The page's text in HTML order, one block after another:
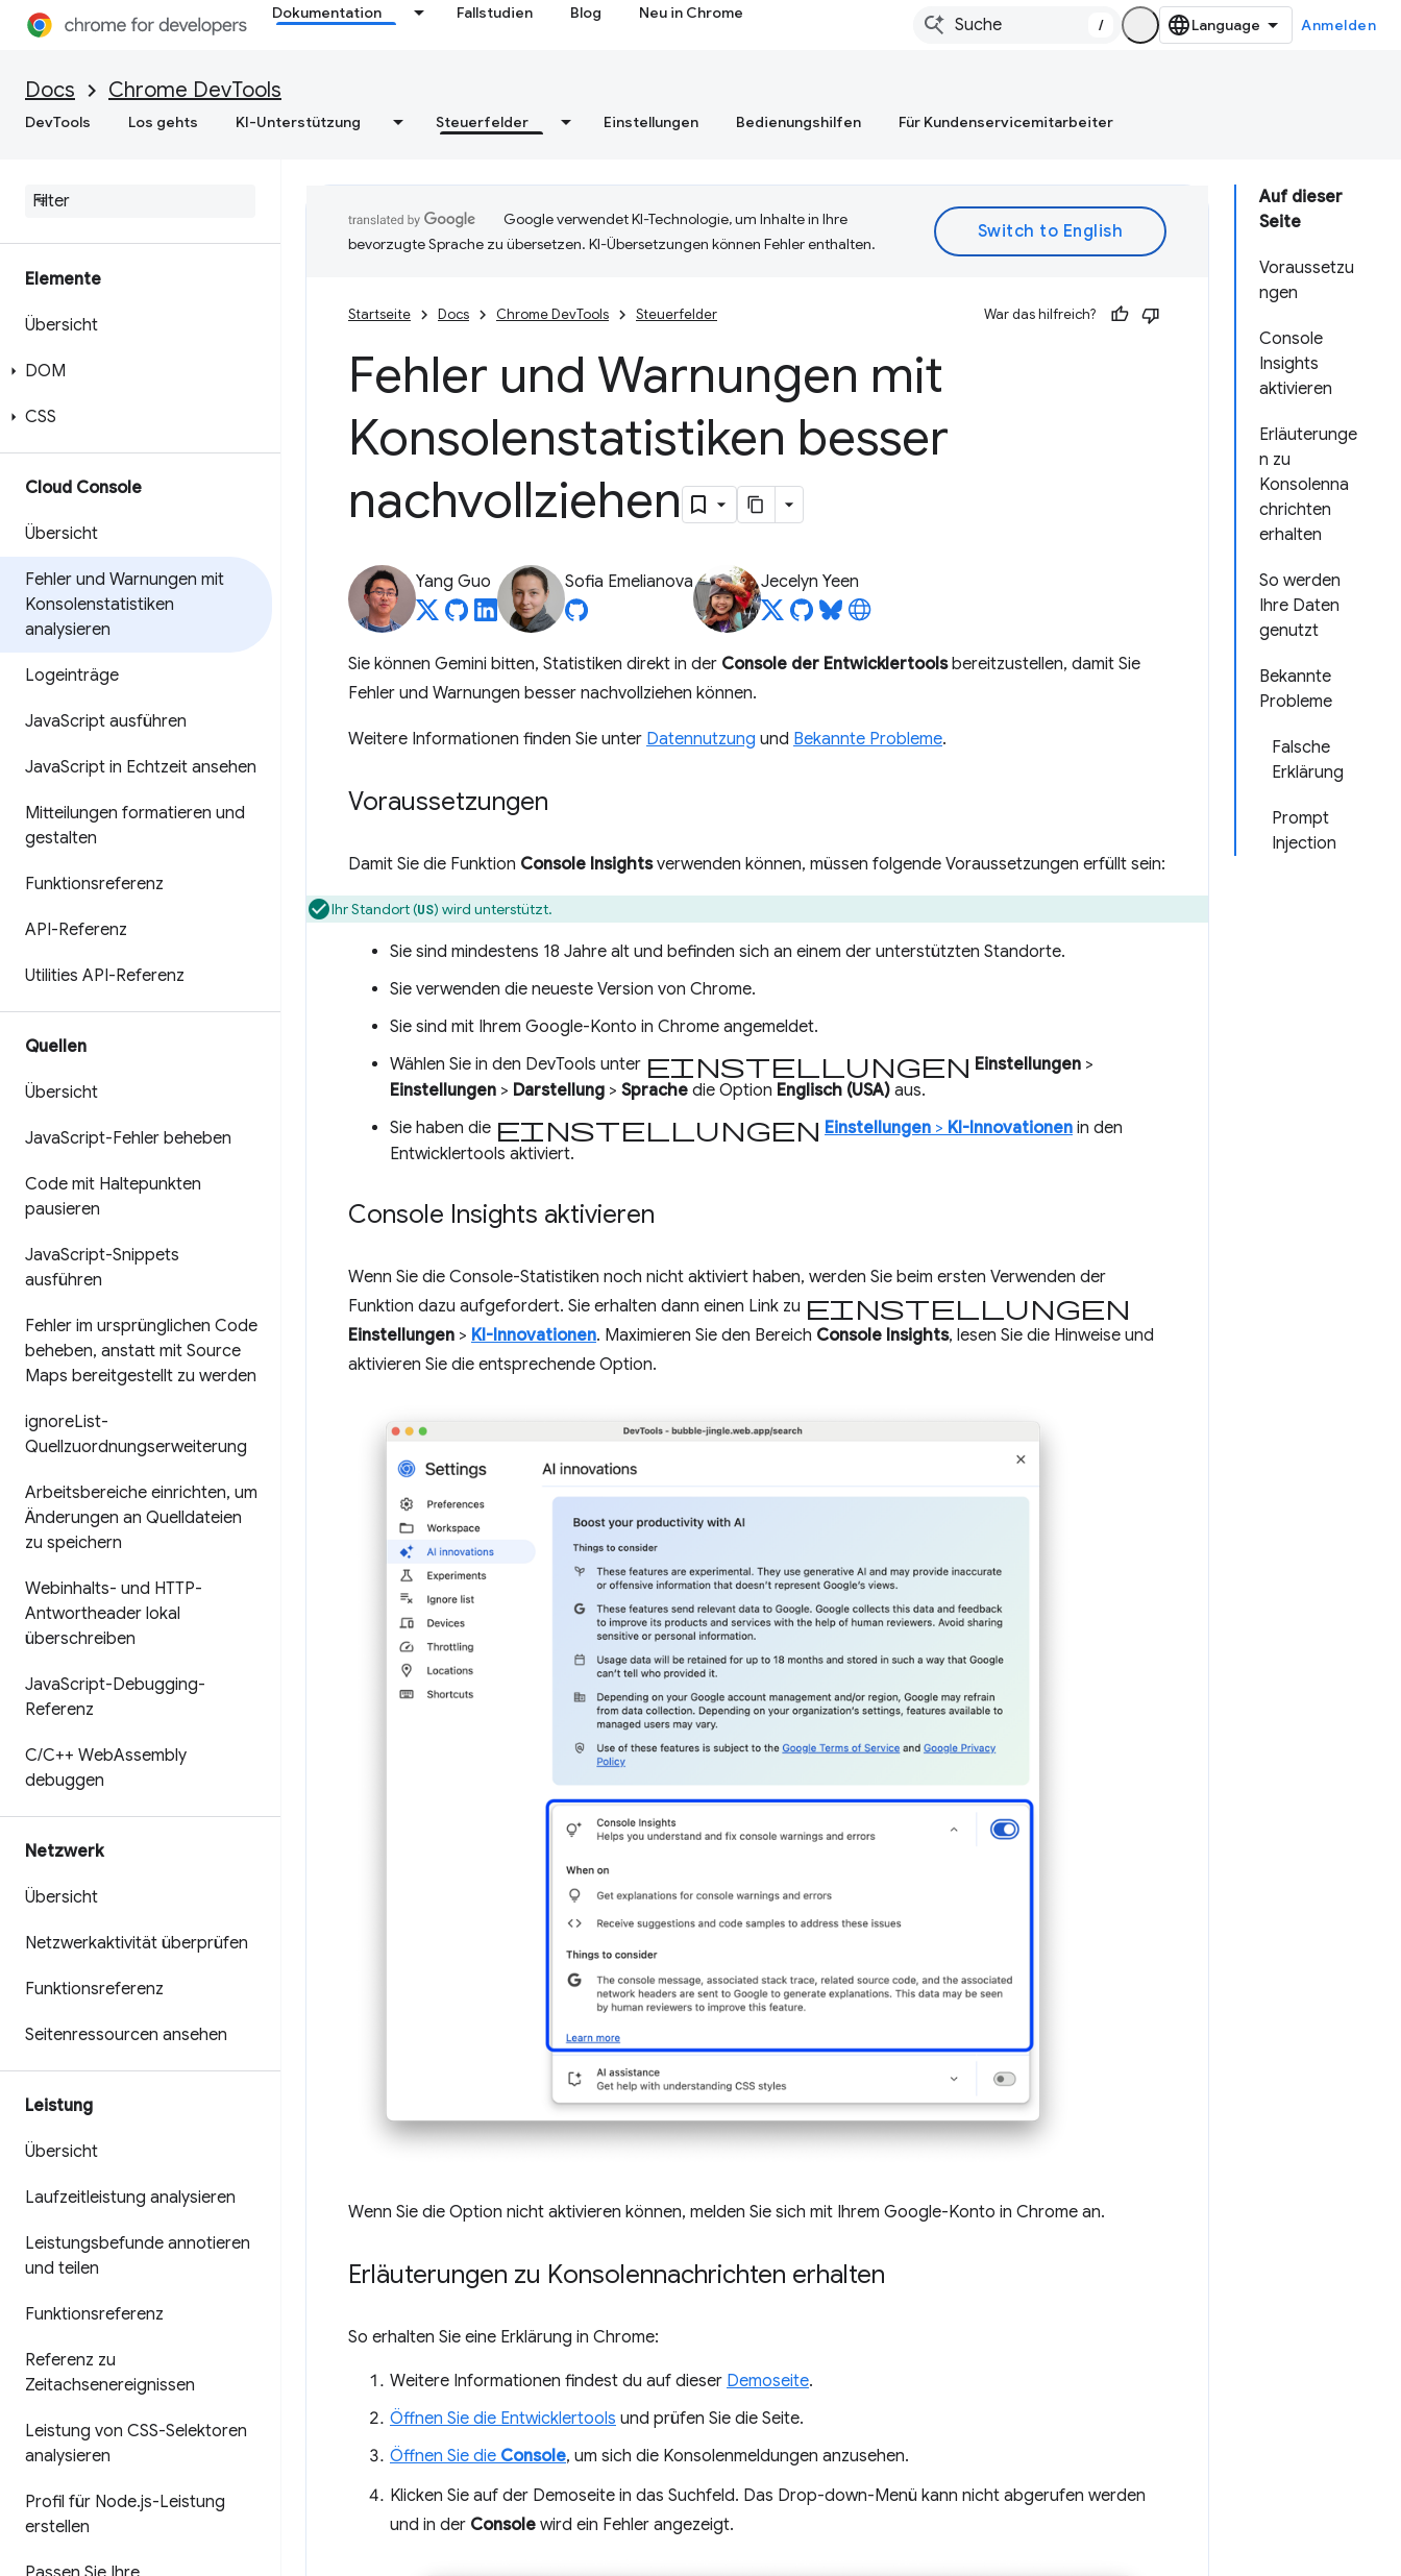
Dokumentation Fallstudien Blog Neu in Chrome
/ Anmelden
Docs Chrome DevTools
DevTools Los gehts KI-Unterstützung Steuerfelder Einstellungen Bedienungshilfen Für Kundenservicemitarbeiter
Elemente
Übersicht
DOM
CSS
Cloud Console
Übersicht
Fehler und Warnungen mit
Konsolenstatistiken
analysieren
Logeinträge
JavaScript ausführen
JavaScript in Echtzeit ansehen
Mitteilungen formatieren und
gestalten
Funktionsreferenz
API-Referenz
Utilities API-Referenz
Quellen
Übersicht
JavaScript-Fehler beheben
Code mit Haltepunkten
pausieren
JavaScript-Snippets
ausführen
Fehler im ursprünglichen Code
beheben, anstatt mit Source
Maps bereitgestellt zu werden
ignoreList-
Quellzuordnungserweiterung
Arbeitsbereiche einrichten, um
Änderungen an Quelldateien
zu speichern
Webinhalts- und HTTP-
Antwortheader lokal
überschreiben
JavaScript-Debugging-
Referenz
C/C++ WebAssembly
debuggen
Netzwerk
Übersicht
Netzwerkaktivität überprüfen
Funktionsreferenz
Seitenressourcen ansehen
Leistung
Übersicht
Laufzeitleistung analysieren
Leistungsbefunde annotieren
und teilen
Funktionsreferenz
Referenz zu
Zeitachsenereignissen
Leistung von CSS-Selektoren
analysieren
Profil für Node.js-Leistung
erstellen
Auf dieser
Seite
Voraussetzu
ngen
Console
Insights
aktivieren
Erläuterunge
n zu
Konsolenna
chrichten
erhalten
So werden
Ihre Daten
genutzt
Bekannte
Probleme
Falsche
Erklärung
Prompt
Injection
Google verwendet KI-Technologie, um Inhalte in Ihre
bevorzugte Sprache zu übersetzen. KI-Übersetzungen können Fehler enthalten.
Startseite Docs Chrome DevTools Steuerfelder War das hilfreich?
Fehler und Warnungen mit
Konsolenstatistiken besser
nachvollziehen
Yang Guo Sofia Emelianova Jecelyn Yeen
Sie können Gemini bitten, Statistiken direkt in der Console der Entwicklertoolsbereitzustellen, damit Sie
Fehler und Warnungen besser nachvollziehen können.
Weitere Informationen finden Sie unter Datennutzung und Bekannte Probleme.
Voraussetzungen
Damit Sie die Funktion Console Insightsverwenden können, müssen folgende Voraussetzungen erfüllt sein:
Ihr Standort (US) wird unterstützt.
Sie sind mindestens 18 Jahre alt und befinden sich an einem der unterstützten Standorte.
Sie verwenden die neueste Version von Chrome.
Sie sind mit Ihrem Google-Konto in Chrome angemeldet.
Wählen Sie in den DevTools unter Einstellungen Einstellungen >
Einstellungen > Darstellung > Sprache die Option Englisch (USA) aus.
Sie haben die Einstellungen Einstellungen > KI-Innovationen in den
Entwicklertools aktiviert.
Console Insights aktivieren
Wenn Sie die Console-Statistiken noch nicht aktiviert haben, werden Sie beim ersten Verwenden der
Funktion dazu aufgefordert. Sie erhalten dann einen Link zu Einstellungen
Einstellungen > KI-Innovationen. Maximieren Sie den Bereich Console Insights, lesen Sie die Hinweise und
aktivieren Sie die entsprechende Option.
Wenn Sie die Option nicht aktivieren können, melden Sie sich mit Ihrem Google-Konto in Chrome an.
Erläuterungen zu Konsolennachrichten erhalten
So erhalten Sie eine Erklärung in Chrome:
Weitere Informationen findest du auf dieser Demoseite.
Öffnen Sie die Entwicklertools und prüfen Sie die Seite.
Öffnen Sie die Console, um sich die Konsolenmeldungen anzusehen.
Klicken Sie auf der Demoseite in das Suchfeld. Das Drop-down-Menü kann nicht abgerufen werden
und in der Console wird ein Fehler angezeigt.